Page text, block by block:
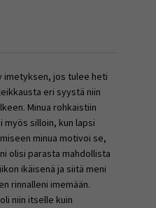
imetyksen, jos tulee heti
eri syystä niin
Minua rohkaistiin
myös silloin, kun lapsi
minua motivoi se,
olisi parasta mahdollista
ikäisenä ja siitä meni
rinnalleni imemään.
niin itselle kuin